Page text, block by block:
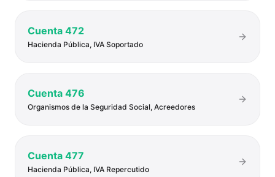
Cuenta 472
Hacienda Pública, IVA Soportado
Cuenta 476
Organismos de la Seguridad Social, Acreedores
Cuenta 477
Hacienda Pública, IVA Repercutido